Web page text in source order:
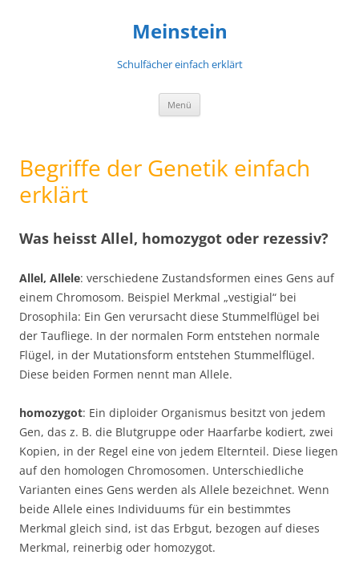
Meinstein
Schulfächer einfach erklärt
Menü
Begriffe der Genetik einfach
erklärt
Was heisst Allel, homozygot oder rezessiv?
Allel, Allele: verschiedene Zustandsformen eines Gens auf
einem Chromosom. Beispiel Merkmal „vestigial“ bei
Drosophila: Ein Gen verursacht diese Stummelflügel bei
der Taufliege. In der normalen Form entstehen normale
Flügel, in der Mutationsform entstehen Stummelflügel.
Diese beiden Formen nennt man Allele.
homozygot: Ein diploider Organismus besitzt von jedem
Gen, das z. B. die Blutgruppe oder Haarfarbe kodiert, zwei
Kopien, in der Regel eine von jedem Elternteil. Diese liegen
auf den homologen Chromosomen. Unterschiedliche
Varianten eines Gens werden als Allele bezeichnet. Wenn
beide Allele eines Individuums für ein bestimmtes
Merkmal gleich sind, ist das Erbgut, bezogen auf dieses
Merkmal, reinerbig oder homozygot.